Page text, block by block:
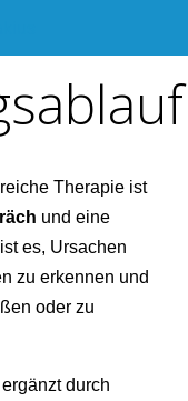
Therapie ist
und eine
es, Ursachen
zu erkennen und
oder zu
durch